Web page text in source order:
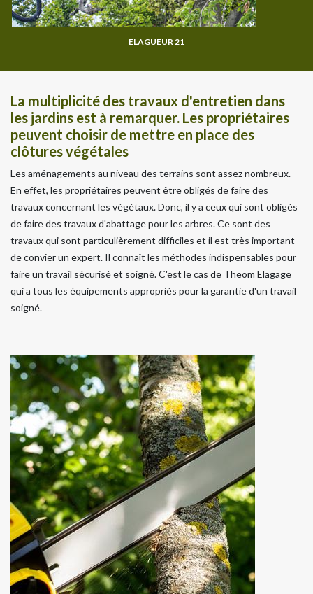
ELAGUEUR 21
La multiplicité des travaux d'entretien dans
les jardins est à remarquer. Les propriétaires
peuvent choisir de mettre en place des
clôtures végétales
Les aménagements au niveau des terrains sont assez nombreux.
En effet, les propriétaires peuvent être obligés de faire des
travaux concernant les végétaux. Donc, il y a ceux qui sont obligés
de faire des travaux d'abattage pour les arbres. Ce sont des
travaux qui sont particulièrement difficiles et il est très important
de convier un expert. Il connaît les méthodes indispensables pour
faire un travail sécurisé et soigné. C'est le cas de Theom Elagage
qui a tous les équipements appropriés pour la garantie d'un travail
soigné.